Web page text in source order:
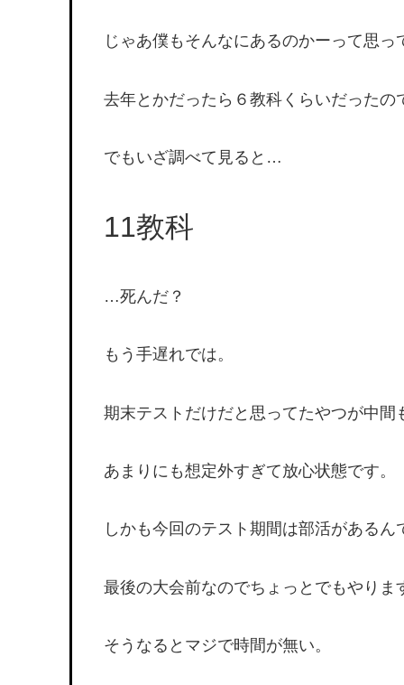
じゃあ僕もそんなにあるのかーって思っ
去年とかだったら６教科くらいだったの
でもいざ調べて見ると…
11教科
…死んだ？
もう手遅れでは。
期末テストだけだと思ってたやつが中間
あまりにも想定外すぎて放心状態です。
しかも今回のテスト期間は部活があるん
最後の大会前なのでちょっとでもやりま
そうなるとマジで時間が無い。